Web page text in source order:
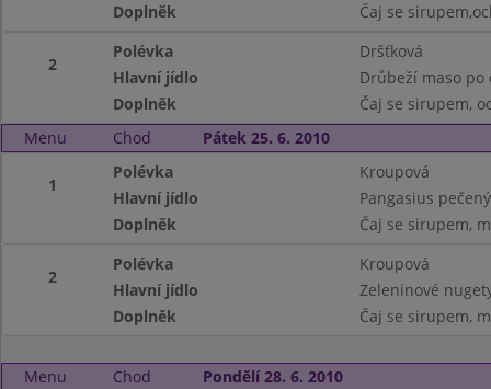
Doplněk
Čaj se
2
Polévka
Dršťková
Hlavní jídlo
Drůbeží maso po
Doplněk
Čaj se sirupem,
Menu
Chod Pátek 25. 6. 2010
1
Polévka
Kroupová
Hlavní jídlo
Pangasius
Doplněk
Čaj se sirupem,
2
Polévka
Kroupová
Hlavní jídlo
Zeleninové
Doplněk
Čaj se sirupem,
Menu Chod Pondělí 28. 6. 2010